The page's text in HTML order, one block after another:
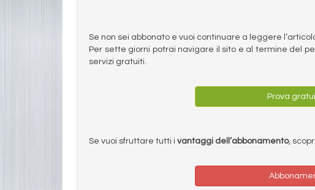
Se non sei abbonato e vuoi continuare a leggere
Per sette giorni potrai navigare il sito e al termine del
servizi gratuiti.
Prova
Se vuoi sfruttare tutti i vantaggi dell’abbonamento,